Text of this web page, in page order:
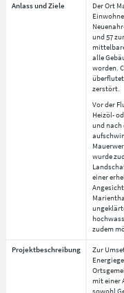
Anlass und Ziele
Der Ort
und 57
alle
worden.
zerstört.
Vor der
Heizöl-
und nach
wurde
einer
zudem
Projektbeschreibung
Zur
mit einer